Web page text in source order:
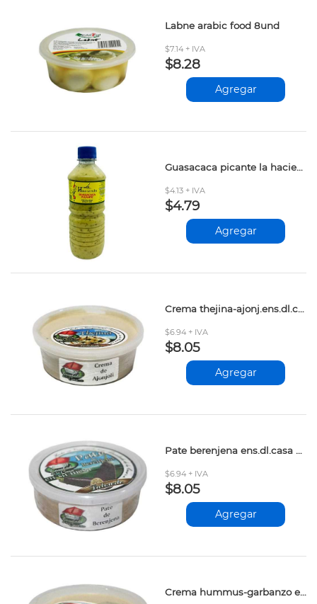
Labne arabic food 8und
$7.14 + IVA
$8.28
Agregar
Guasacaca picante la hacienda 500gr
$4.13 + IVA
$4.79
Agregar
Crema thejina-ajonj.ens.dl.casa 250gr
$6.94 + IVA
$8.05
Agregar
Pate berenjena ens.dl.casa 250gr
$6.94 + IVA
$8.05
Agregar
Crema hummus-garbanzo ens.dl.casa 250gr